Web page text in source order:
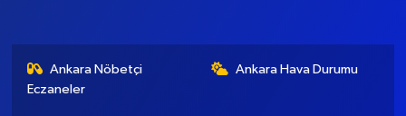
Ankara Nöbetçi
Eczaneler
Ankara Hava Durumu